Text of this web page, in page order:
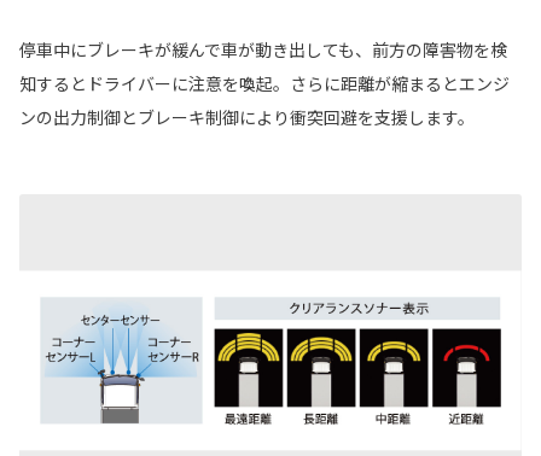
停車中にブレーキが緩んで車が動き出しても、前方の障害物を検
知するとドライバーに注意を喚起。さらに距離が縮まるとエンジ
ンの出力制御とブレーキ制御により衝突回避を支援します。